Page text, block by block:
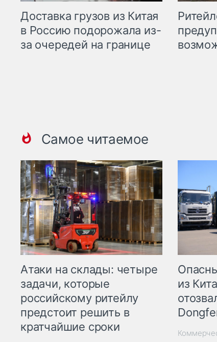
Доставка грузов из Китая
в Россию подорожала из-
за очередей на границе
Самое читаемое
Атаки на склады: четыре
задачи, которые
российскому ритейлу
предстоит решить в
кратчайшие сроки
из